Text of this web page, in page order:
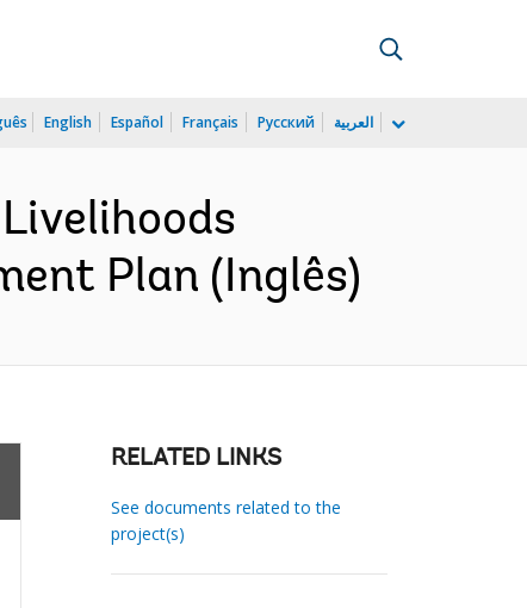
English Español Français Русский العربية
Plan (Inglês)
RELATED LINKS
See documents related to the
project(s)